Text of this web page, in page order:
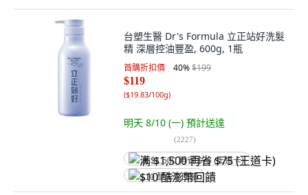
台塑生醫 Dr's Formula 立正站好洗髮
精 深層控油豐盈, 600g, 1瓶
首購折扣價 40%$199
$119
($19.83/100g)
明天 8/10 (一) 預計送達
(2227)
满 $1,500 再省 $75 (王道卡)
$10 酷澎幣回饋